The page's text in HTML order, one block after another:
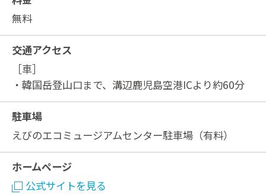
無料
交通アクセス
［車］
・韓国岳登山口まで、溝辺鹿児島空港ICより約60分
駐車場
えびのエコミュージアムセンター駐車場（有料）
ホームページ
公式サイトを見る